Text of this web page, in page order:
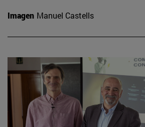
Imagen Manuel Castells